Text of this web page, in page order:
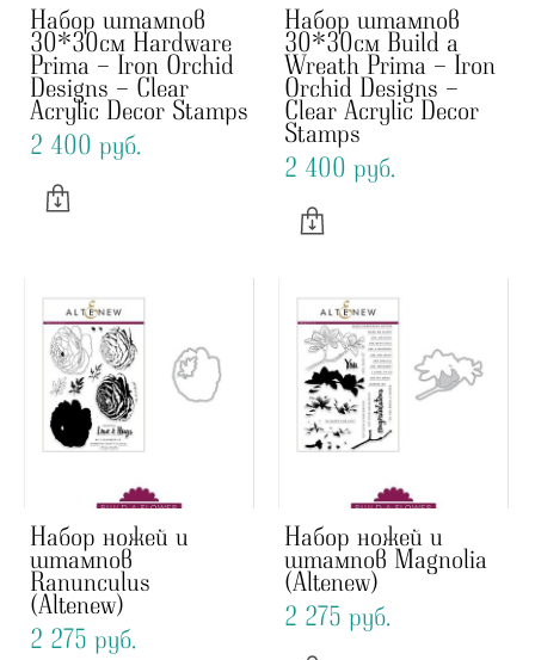
Набор штампов
30*30см Hardware
Prima - Iron Orchid
Designs - Clear
Acrylic Decor Stamps
2 400 pуб.
Набор штампов
30*30см Build a
Wreath Prima - Iron
Orchid Designs -
Clear Acrylic Decor
Stamps
2 400 pуб.
Набор ножей и
штампов
Ranunculus
(Altenew)
2 275 pуб.
Набор ножей и
штампов Magnolia
(Altenew)
2 275 pуб.